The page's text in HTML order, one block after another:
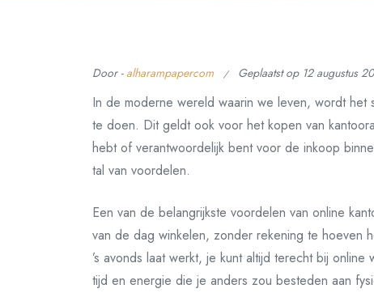
Door - alharampapercom Geplaatst op 12 augustus
In de moderne wereld waarin we leven, wordt
te doen. Dit geldt ook voor het kopen van
hebt of verantwoordelijk bent voor de inkoop
tal van voordelen.
Een van de belangrijkste voordelen van online
van de dag winkelen, zonder rekening te hoeven
’s avonds laat werkt, je kunt altijd terecht bij
tijd en energie die je anders zou besteden aan